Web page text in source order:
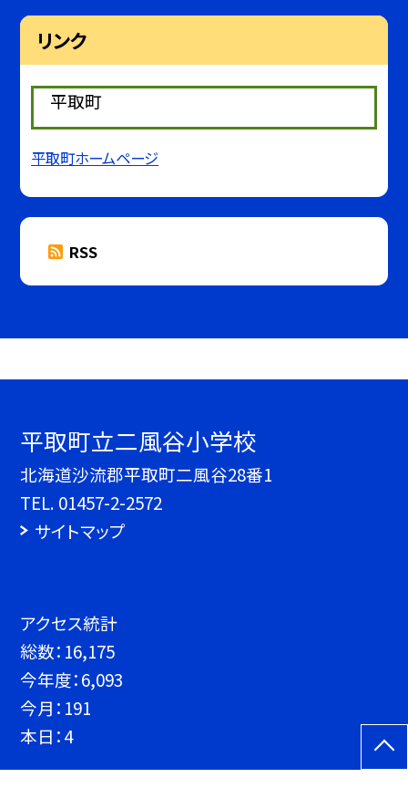
リンク
平取町
平取町ホームページ
RSS
平取町立二風谷小学校
北海道沙流郡平取町二風谷28番1
TEL. 01457-2-2572
サイトマップ
アクセス統計
総数： 16,175
今年度：6,093
今月： 191
本日：4